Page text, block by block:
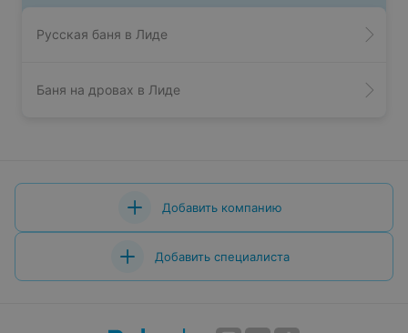
Русская баня в Лиде
Баня на дровах в Лиде
Добавить компанию
Добавить специалиста